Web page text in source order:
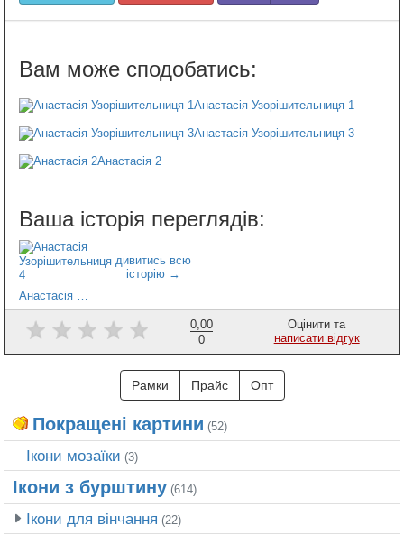
Анастасія Узорішительниця 1
Анастасія Узорішительниця 3
Анастасія 2
0,00
0
Оцінити та
написати відгук
Рамки Прайс Опт
Покращені картини (52)
Ікони мозаїки (3)
Ікони з бурштину (614)
Ікони для вінчання (22)